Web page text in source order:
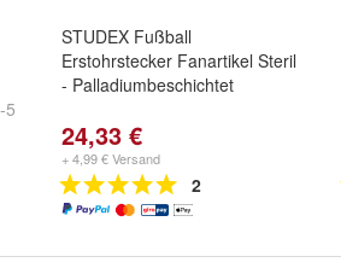
5
STUDEX Fußball
Erstohrstecker Fanartikel Steril
- Palladiumbeschichtet
24,33 €
+ 4,99 € Versand
2